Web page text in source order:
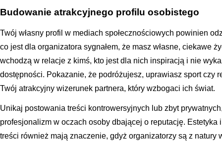
Budowanie atrakcyjnego profilu osobistego
Twój własny profil w mediach społecznościowych powinien
co jest dla organizatora sygnałem, że masz własne, ciekawe
wchodzą w relacje z kimś, kto jest dla nich inspiracją i nie
dostępności. Pokazanie, że podróżujesz, uprawiasz sport czy
Twój atrakcyjny wizerunek partnera, który wzbogaci ich świat.
Unikaj postowania treści kontrowersyjnych lub zbyt
profesjonalizm w oczach osoby dbającej o reputację.
treści również mają znaczenie, gdyż organizatorzy są z natury